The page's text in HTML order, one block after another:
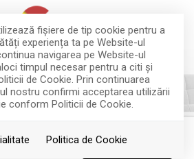
fişiere de tip cookie pentru a
experiența ta pe Website-ul
navigarea pe Website-ul
timpul necesar pentru a citi și
de Cookie. Prin continuarea
nostru confirmi acceptarea utilizării
conform Politicii de Cookie.
Politica de Cookie
FILTREAZA